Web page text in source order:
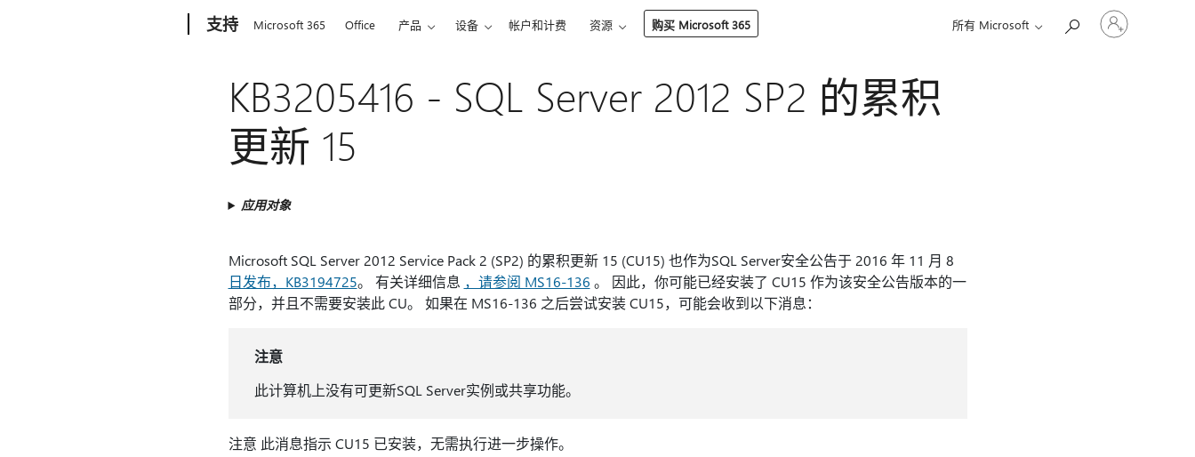
支持 Microsoft 365 Office 产品 设备 帐户和计费 资源 购买 Microsoft 365 所有 Microsoft
请
登
KB3205416 - SQL Server 2012 SP2 的累积
更新 15
应用对象
Microsoft SQL Server 2012 Service Pack 2 (SP2) 的累积更新 15 (CU15) 也作为SQL Server安全公告于 2016 年 11 月 8
日发布，KB3194725。 有关详细信息 ，请参阅 MS16-136 。 因此，你可能已经安装了 CU15 作为该安全公告版本的一
部分，并且不需要安装此 CU。 如果在 MS16-136 之后尝试安装 CU15，可能会收到以下消息：
注意
此计算机上没有可更新SQL Server实例或共享功能。
注意 此消息指示 CU15 已安装，无需执行进一步操作。